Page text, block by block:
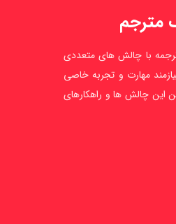
با چالش های متعددی
مهارت و تجربه خاصی
این چالش ها و راهکارهای